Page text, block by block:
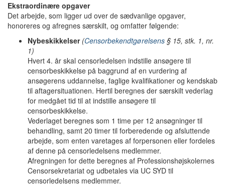
Ekstraordinære opgaver
Det arbejde, som ligger ud over de sædvanlige opgaver,
honoreres og afregnes særskilt, og omfatter følgende:
Nybeskikkelser (Censorbekendtgørelsens § 15, stk. 1, nr.
1)
Hvert 4. år skal censorledelsen indstille ansøgere til
censorbeskikkelse på baggrund af en vurdering af
ansøgerens uddannelse, faglige kvalifikationer og kendskab
til aftagersituationen. Hertil beregnes der særskilt vederlag
for medgået tid til at indstille ansøgere til
censorbeskikkelse.
Vederlaget beregnes som 1 time per 12 ansøgninger til
behandling, samt 20 timer til forberedende og afsluttende
arbejde, som enten varetages af forpersonen eller fordeles
af denne på censorledelsens medlemmer.
Afregningen for dette beregnes af Professionshøjskolernes
Censorsekretariat og udbetales via UC SYD til
censorledelsens medlemmer.